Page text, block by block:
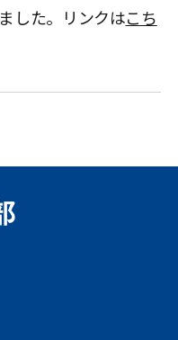
した。リンクはこち